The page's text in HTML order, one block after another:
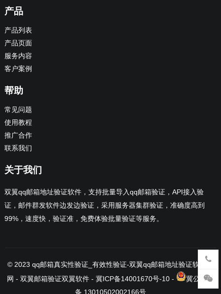
产品
产品列表
产品页面
服务内容
客户案例
帮助
常见问题
使用教程
推广合作
联系我们
关于我们
双翼qq邮箱地址验证软件，支持批量导入qq邮箱验证，API接入验
证，邮件群发软件边发边验证，采用服务器集群验证，准确度高到
99%，速度快，验证准，免费体验批量验证等服务。
© 2023qq邮箱真实性验证_有效性验证-双翼qq邮箱地址验证软件官
网 - 双翼邮箱验证双翼软件 -冀ICP备14001670号-10 -
冀公网安
备 13010502002166号